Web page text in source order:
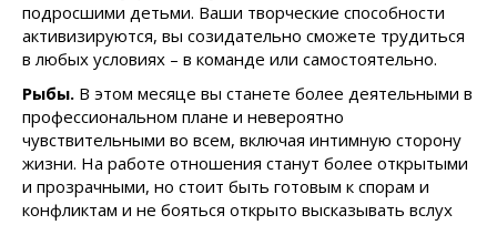
подросшими детьми. Ваши творческие способности
активизируются, вы созидательно сможете трудиться
в любых условиях – в команде или самостоятельно.
Рыбы. В этом месяце вы станете более деятельными в
профессиональном плане и невероятно
чувствительными во всем, включая интимную сторону
жизни. На работе отношения станут более открытыми
и прозрачными, но стоит быть готовым к спорам и
конфликтам и не бояться открыто высказывать вслух